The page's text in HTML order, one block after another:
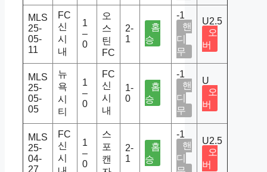
MLS
25-
05-
11
FC
신
시
내
1
–
0
오
스
틴
FC
2-
1
홈
승
-1
핸
디
무
U2.5
오
버
MLS
25-
05-
05
뉴
욕
시
티
1
–
0
FC
신
시
내
1-
0
홈
승
-1
핸
디
무
U
오
버
MLS
25-
04-
27
FC
신
시
1
–
0
스
포
캔
2-
1
홈
승
-1
핸
디
U2.5
오
버